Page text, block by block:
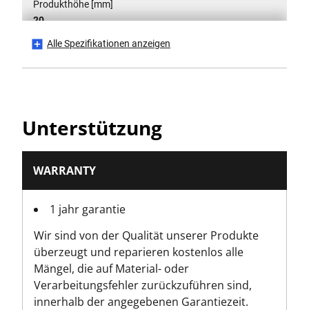
Produkthöhe [mm]
20
0.11
Produktbreite [mm]
Alle Spezifikationen anzeigen
Unterstützung
WARRANTY
1 jahr garantie
Wir sind von der Qualität unserer Produkte
überzeugt und reparieren kostenlos alle
Mängel, die auf Material- oder
Verarbeitungsfehler zurückzuführen sind,
innerhalb der angegebenen Garantiezeit.